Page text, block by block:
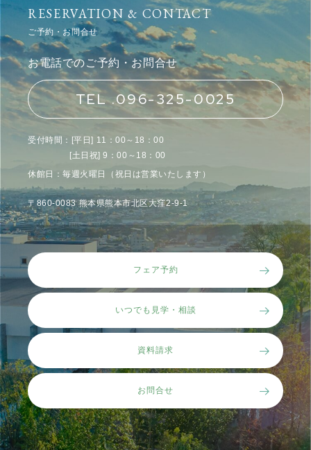
RESERVATION & CONTACT
ご予約・お問合せ
フェア予約
いつでも見学・相談
資料請求
お問合せ
お電話でのご予約・お問合せ
TEL .096-325-0025
受付時間：[平日] 11：00～18：00
[土日祝] 9：00～18：00
休館日：毎週火曜日（祝日は営業いたします）
〒860-0083 熊本県熊本市北区大窪2-9-1